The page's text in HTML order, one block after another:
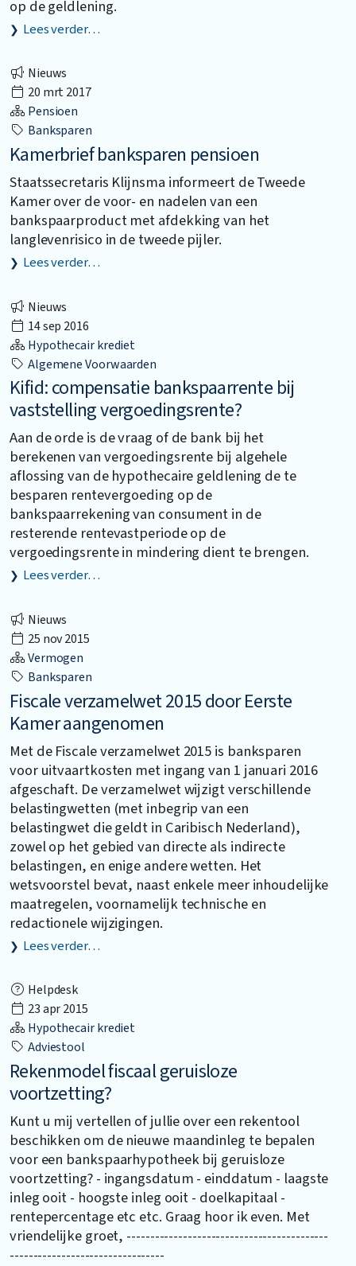
op de geldlening.
Lees verder…
Nieuws
20 mrt 2017
Pensioen
Banksparen
Kamerbrief banksparen pensioen
Staatssecretaris Klijnsma informeert de Tweede
Kamer over de voor- en nadelen van een
bankspaarproduct met afdekking van het
langlevenrisico in de tweede pijler.
Lees verder…
Nieuws
14 sep 2016
Hypothecair krediet
Algemene Voorwaarden
Kifid: compensatie bankspaarrente bij
vaststelling vergoedingsrente?
Aan de orde is de vraag of de bank bij het
berekenen van vergoedingsrente bij algehele
aflossing van de hypothecaire geldlening de te
besparen rentevergoeding op de
bankspaarrekening van consument in de
resterende rentevastperiode op de
vergoedingsrente in mindering dient te brengen.
Lees verder…
Nieuws
25 nov 2015
Vermogen
Banksparen
Fiscale verzamelwet 2015 door Eerste
Kamer aangenomen
Met de Fiscale verzamelwet 2015 is banksparen
voor uitvaartkosten met ingang van 1 januari 2016
afgeschaft. De verzamelwet wijzigt verschillende
belastingwetten (met inbegrip van een
belastingwet die geldt in Caribisch Nederland),
zowel op het gebied van directe als indirecte
belastingen, en enige andere wetten. Het
wetsvoorstel bevat, naast enkele meer inhoudelijke
maatregelen, voornamelijk technische en
redactionele wijzigingen.
Lees verder…
Helpdesk
23 apr 2015
Hypothecair krediet
Adviestool
Rekenmodel fiscaal geruisloze
voortzetting?
Kunt u mij vertellen of jullie over een rekentool
beschikken om de nieuwe maandinleg te bepalen
voor een bankspaarhypotheek bij geruisloze
voortzetting? - ingangsdatum - einddatum - laagste
inleg ooit - hoogste inleg ooit - doelkapitaal -
rentepercentage etc etc. Graag hoor ik even. Met
vriendelijke groet, -------------------------------------------
---------------------------------